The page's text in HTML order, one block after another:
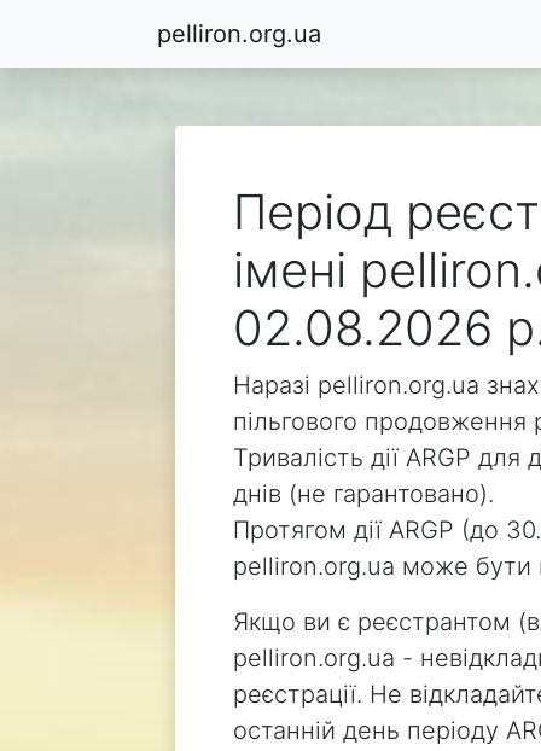
pelliron.org.ua
Період
імені
02.08.2026
Наразі pelliron.org.ua
пільгового продовження
Тривалість дії ARGP
днів (не гарантовано).
Протягом дії ARGP (до
pelliron.org.ua може бути
Якщо ви є реєстрантом
pelliron.org.ua -
реєстрації. Не
останній день періоду